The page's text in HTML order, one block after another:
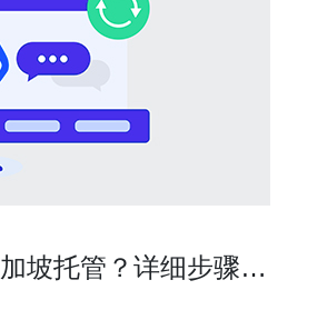
坡托管？详细步骤与